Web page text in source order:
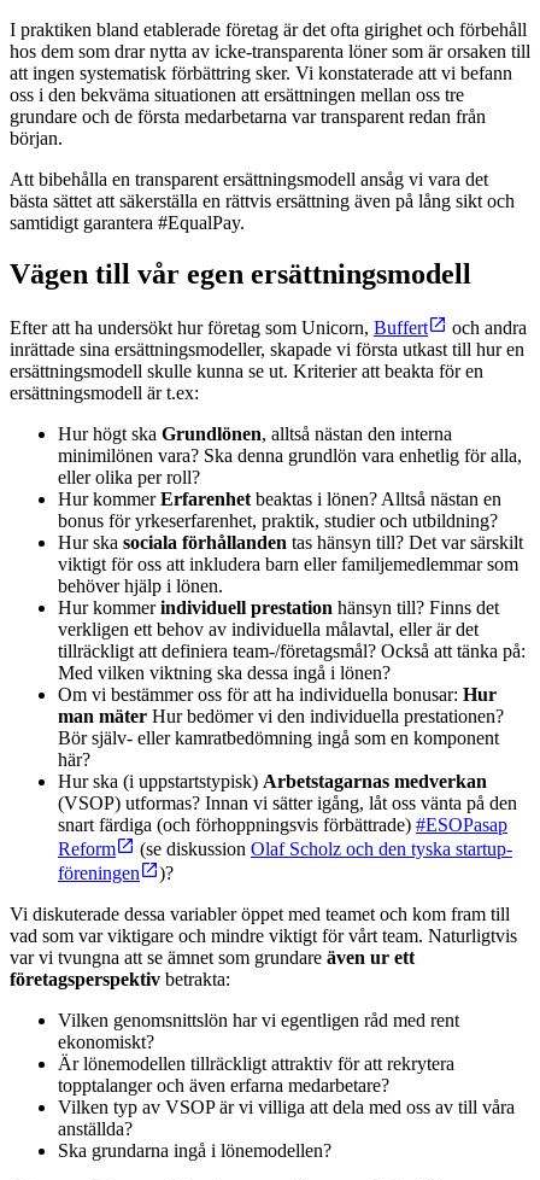
I praktiken bland etablerade företag är det ofta girighet och förbehåll
hos dem som drar nytta av icke-transparenta löner som är orsaken till
att ingen systematisk förbättring sker. Vi konstaterade att vi befann
oss i den bekväma situationen att ersättningen mellan oss tre
grundare och de första medarbetarna var transparent redan från
början.
Att bibehålla en transparent ersättningsmodell ansåg vi vara det
bästa sättet att säkerställa en rättvis ersättning även på lång sikt och
samtidigt garantera #EqualPay.
Vägen till vår egen ersättningsmodell
Efter att ha undersökt hur företag som Unicorn, Buffert
och andra
inrättade sina ersättningsmodeller, skapade vi första utkast till hur en
ersättningsmodell skulle kunna se ut. Kriterier att beakta för en
ersättningsmodell är t.ex:
Hur högt ska Grundlönen, alltså nästan den interna
minimilönen vara? Ska denna grundlön vara enhetlig för alla,
eller olika per roll?
Hur kommerErfarenhet beaktas i lönen? Alltså nästan en
bonus för yrkeserfarenhet, praktik, studier och utbildning?
Hur ska sociala förhållanden tas hänsyn till? Det var särskilt
viktigt för oss att inkludera barn eller familjemedlemmar som
behöver hjälp i lönen.
Hur kommerindividuell prestation hänsyn till? Finns det
verkligen ett behov av individuella målavtal, eller är det
tillräckligt att definiera team-/företagsmål? Också att tänka på:
Med vilken viktning ska dessa ingå i lönen?
Om vi bestämmer oss för att ha individuella bonusar: Hur
man mäter Hur bedömer vi den individuella prestationen?
Bör själv- eller kamratbedömning ingå som en komponent
här?
Hur ska (i uppstartstypisk) Arbetstagarnas medverkan
(VSOP) utformas? Innan vi sätter igång, låt oss vänta på den
snart färdiga (och förhoppningsvis förbättrade) #ESOPasap
Reform
(se diskussion Olaf Scholz och den tyska startup-
föreningen
)?
Vi diskuterade dessa variabler öppet med teamet och kom fram till
vad som var viktigare och mindre viktigt för vårt team. Naturligtvis
var vi tvungna att se ämnet som grundare även ur ett
företagsperspektiv betrakta:
Vilken genomsnittslön har vi egentligen råd med rent
ekonomiskt?
Är lönemodellen tillräckligt attraktiv för att rekrytera
topptalanger och även erfarna medarbetare?
Vilken typ av VSOP är vi villiga att dela med oss av till våra
anställda?
Ska grundarna ingå i lönemodellen?